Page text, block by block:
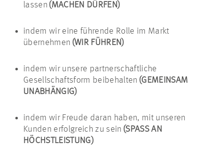
lassen (MACHEN DÜRFEN)
indem wir eine führende Rolle im Markt
übernehmen (WIR FÜHREN)
indem wir unsere partnerschaftliche
Gesellschaftsform beibehalten (GEMEINSAM
UNABHÄNGIG)
indem wir Freude daran haben, mit unseren
Kunden erfolgreich zu sein (SPASS AN
HÖCHSTLEISTUNG)